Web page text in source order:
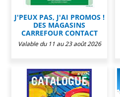
J'PEUX PAS, J'AI PROMOS !
DES MAGASINS
CARREFOUR CONTACT
Valable du 11 au 23 août 2026